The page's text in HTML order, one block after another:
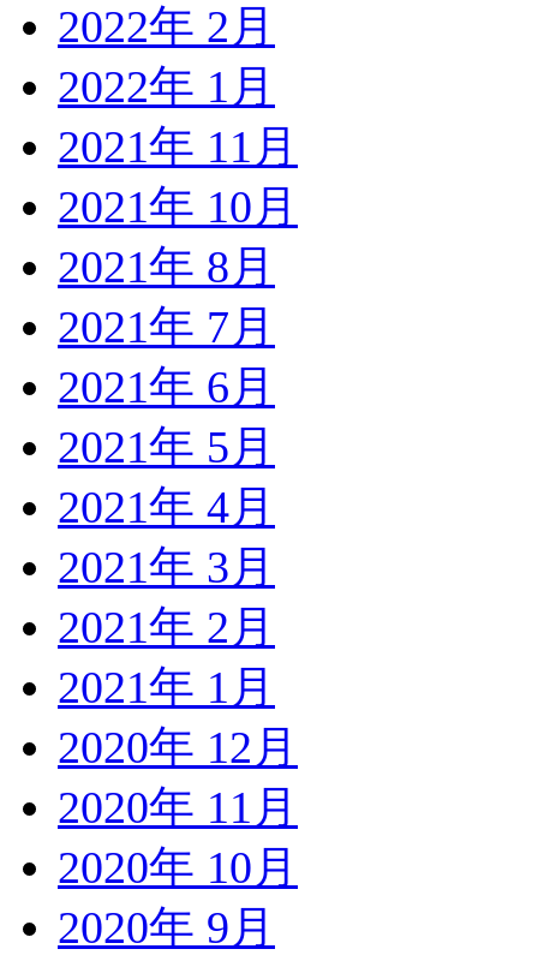
2022年 2月
2022年 1月
2021年 11月
2021年 10月
2021年 8月
2021年 7月
2021年 6月
2021年 5月
2021年 4月
2021年 3月
2021年 2月
2021年 1月
2020年 12月
2020年 11月
2020年 10月
2020年 9月